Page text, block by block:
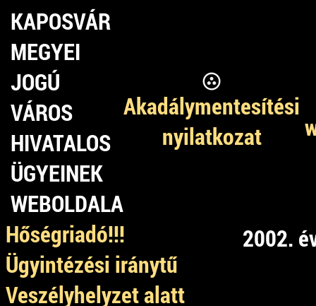
KAPOSVÁR
MEGYEI
JOGÚ
VÁROS
HIVATALOS
ÜGYEINEK
WEBOLDALA
Akadálymentesítési
nyilatkozat
Hőségriadó!!!
Ügyintézési iránytű
Veszélyhelyzet alatt
2002.